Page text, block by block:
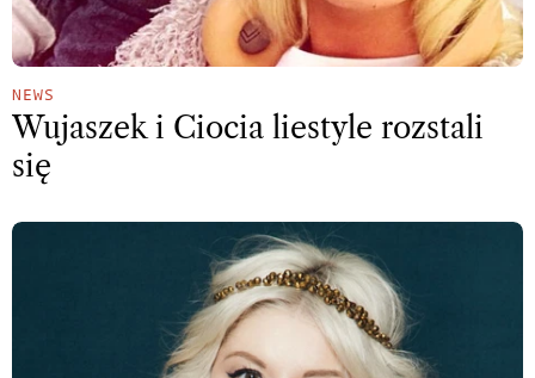
NEWS
Wujaszek i Ciocia liestyle rozstali
się